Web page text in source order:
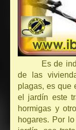
Es de
de las
plagas, es que
el jardín este
hormigas y
hogares. Por